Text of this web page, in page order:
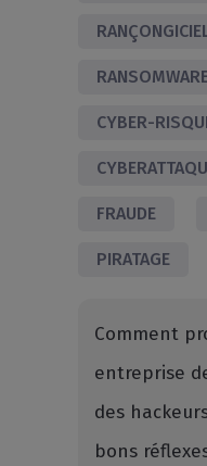
CYBER-
FRAUDE
PIRATAGE
Comment
entreprise
des
bons